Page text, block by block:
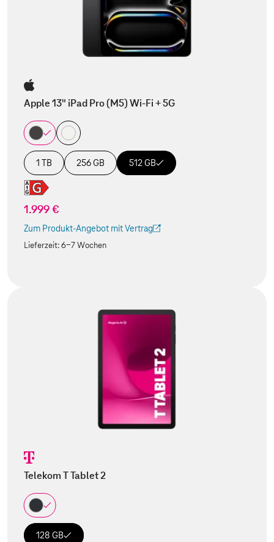
Apple 13" iPad Pro (M5) Wi-Fi + 5G
1 TB 256 GB 512 GB
1.999 €
Zum Produkt-Angebot mit Vertrag
(Der Link wird in einem neuen Tab geöffnet)
Lieferzeit:6-7 Wochen
Telekom T Tablet 2
128 GB